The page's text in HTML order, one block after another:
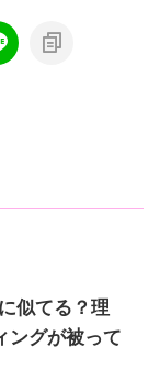
似てる？理
ングが被って